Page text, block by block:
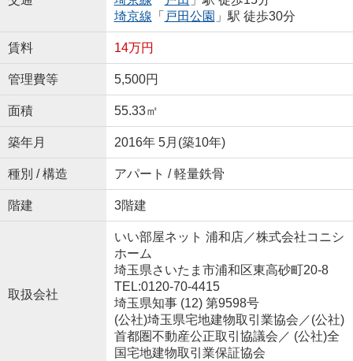
埼京線 「 戸田公園 」駅 徒歩30分
賃料 14万円
管理費等 5,500円
面積 55.33㎡
築年月 2016年 5月(築10年)
種別 / 構造 アパート / 軽量鉄骨
階建 3階建
取扱会社
いい部屋ネット 浦和店／株式会社コニシ
ホーム
埼玉県さいたま市浦和区東高砂町20-8
TEL:0120-70-4415
埼玉県知事 (12) 第9598号
(公社)埼玉県宅地建物取引業協会／(公社)
首都圏不動産公正取引協議会／ (公社)全
国宅地建物取引業保証協会